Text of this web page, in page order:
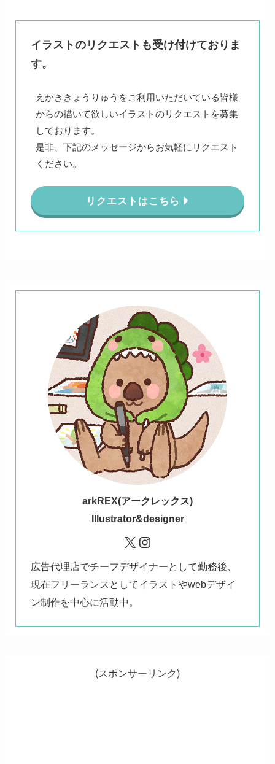
イラストのリクエストも受け付けておりま
す。
えかききょうりゅうをご利用いただいている皆様
からの描いて欲しいイラストのリクエストを募集
しております。
是非、下記のメッセージからお気軽にリクエスト
ください。
リクエストはこちら
arkREX(アークレックス)
Illustrator&designer
X Instagram
広告代理店でチーフデザイナーとして勤務後、
現在フリーランスとしてイラストやwebデザイ
ン制作を中心に活動中。
(スポンサーリンク)